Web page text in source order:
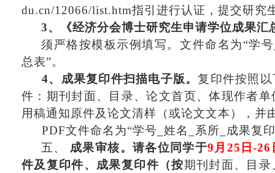
du.cn/12066/list.htm指引进行认证，提交研究
3、《经济分会博士研究生申请学位成果汇
须严格按模板示例填写。文件命名为“学号
总表”。
4、 成果复印件扫描电子版。复印件按照
件： 期刊封面、目录、论文首页、体现作者单
用稿通知原件及论文清样（或论文文本），并
PDF文件命名为“学号 _姓名 系所 成果复
五、 成果审核。 请各位同学于9 月 25日-26
件及 复印件、 成果复印件（按期刊封面、目录